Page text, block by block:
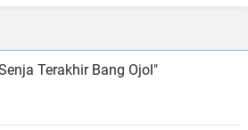
Terakhir Bang Ojol"